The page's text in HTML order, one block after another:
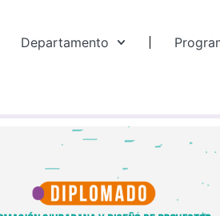
Departamento